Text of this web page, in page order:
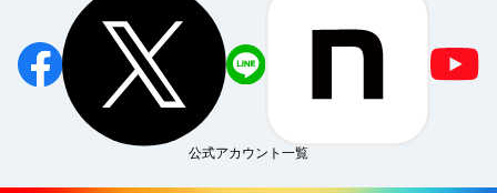
公式アカウント一覧